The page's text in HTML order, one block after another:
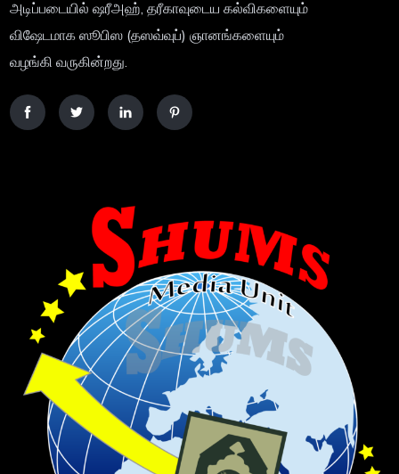
அடிப்படையில் ஷரீஅஹ், தரீகாவுடைய கல்விகளையும்
விஷேடமாக ஸூபிஸ (தஸவ்வுப்) ஞானங்களையும்
வழங்கி வருகின்றது.